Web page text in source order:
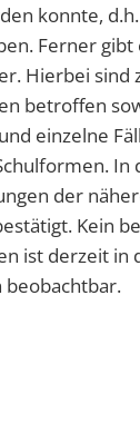
konnte,
Ferner gibt
Hierbei sind
betroffen
einzelne
In
der
Kein
ist derzeit in
beobachtbar.